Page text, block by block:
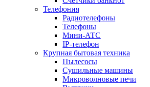
Телефония
Радиотелефоны
Телефоны
Мини-АТС
IP-телефон
Крупная бытовая техника
Пылесосы
Сушильные машины
Микроволновые печи